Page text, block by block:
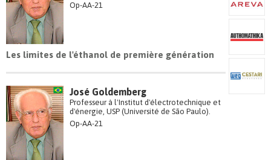
Op-AA-21
Les limites de l'éthanol de première génération
José Goldemberg
Professeur à l'Institut d'électrotechnique et
d'énergie, USP (Université de São Paulo).
Op-AA-21